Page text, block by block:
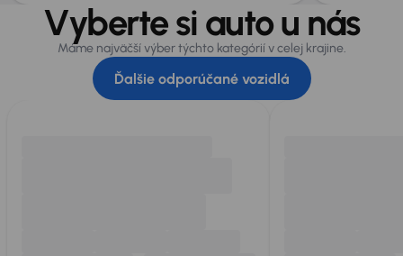
Vyberte si auto u nás
Máme najväčší výber týchto kategórií v celej krajine.
Ďalšie odporúčané vozidlá